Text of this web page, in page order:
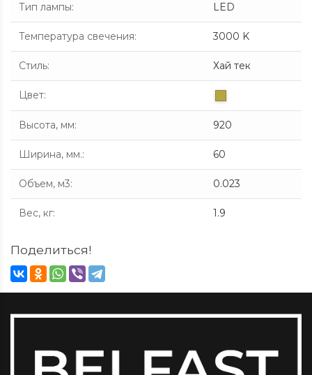
Тип лампы: LED
Температура свечения: 3000 K
Стиль: Хай тек
Цвет:
Высота, мм: 920
Ширина, мм.: 60
Объем, м3: 0.023
Вес, кг: 1.9
Поделиться!